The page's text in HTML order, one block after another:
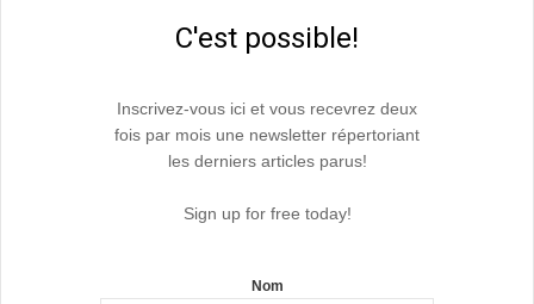
C'est possible!
Inscrivez-vous ici et vous recevrez deux
fois par mois une newsletter répertoriant
les derniers articles parus!
Sign up for free today!
Nom